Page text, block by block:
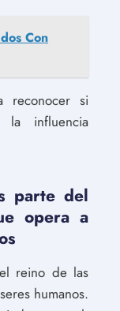
Con
reconocer si
influencia
parte del
opera a
reino de las
humanos.